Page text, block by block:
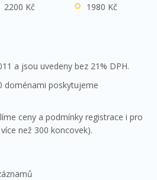
2200 Kč
1980 Kč
a jsou uvedeny bez 21% DPH.
doménami poskytujeme
ceny a podmínky registrace i pro
než 300 koncovek).